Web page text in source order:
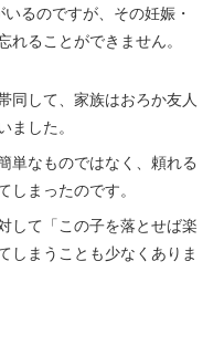
るのですが、その妊娠・
ることができません。
同して、家族はおろか友人
した。
単なものではなく、頼れる
まったのです。
して「この子を落とせば楽
しまうことも少なくありま